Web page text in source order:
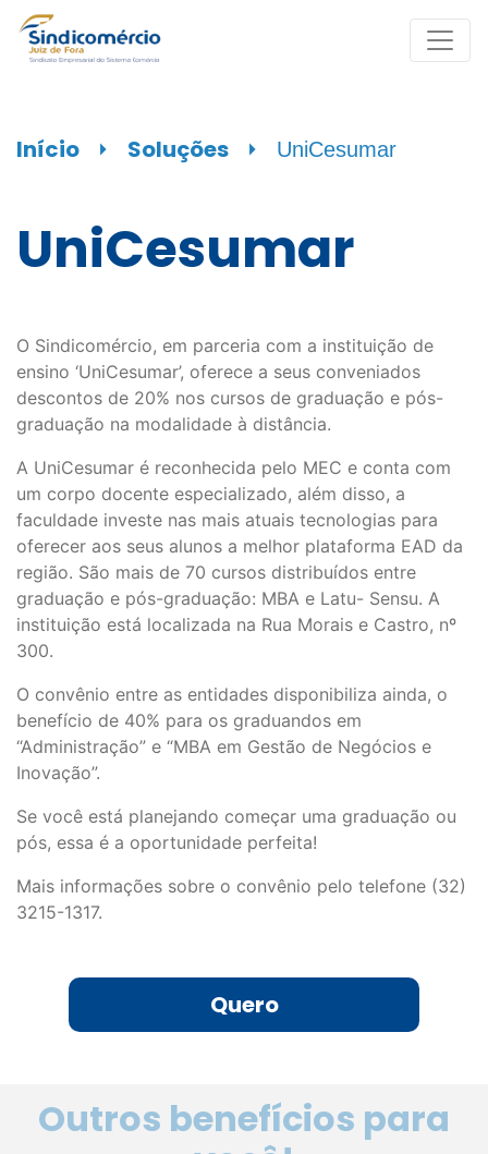
Início ⏵ Soluções ⏵ UniCesumar
UniCesumar
O Sindicomércio, em parceria com a instituição de
ensino ‘UniCesumar’, oferece a seus conveniados
descontos de 20% nos cursos de graduação e pós-
graduação na modalidade à distância.
A UniCesumar é reconhecida pelo MEC e conta com
um corpo docente especializado, além disso, a
faculdade investe nas mais atuais tecnologias para
oferecer aos seus alunos a melhor plataforma EAD da
região. São mais de 70 cursos distribuídos entre
graduação e pós-graduação: MBA e Latu- Sensu. A
instituição está localizada na Rua Morais e Castro, nº
300.
O convênio entre as entidades disponibiliza ainda, o
benefício de 40% para os graduandos em
“Administração” e “MBA em Gestão de Negócios e
Inovação”.
Se você está planejando começar uma graduação ou
pós, essa é a oportunidade perfeita!
Mais informações sobre o convênio pelo telefone (32)
3215-1317.
Quero
Outros benefícios para